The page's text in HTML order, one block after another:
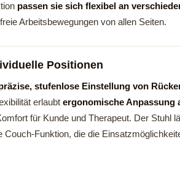
passen sie sich flexibel an
Arbeitsbewegungen von allen Seiten.
Positionen
stufenlose Einstellung von
erlaubt ergonomische Anpassung
für Kunde und Therapeut. Der Stuhl
Funktion, die die